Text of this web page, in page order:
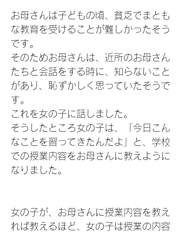
お母さんは子どもの頃、貧乏でまとも
な教育を受けることが難しかったそう
です。
そのためお母さんは、近所のお母さん
たちと会話をする時に、知らないこと
があり、恥ずかしく思っていたそうで
す。
これを女の子に話しました。
そうしたところ女の子は、「今日こん
なことを習ってきたんだよ」と、学校
での授業内容をお母さんに教えように
なりました。
女の子が、お母さんに授業内容を教え
れば教えるほど、女の子は授業の内容